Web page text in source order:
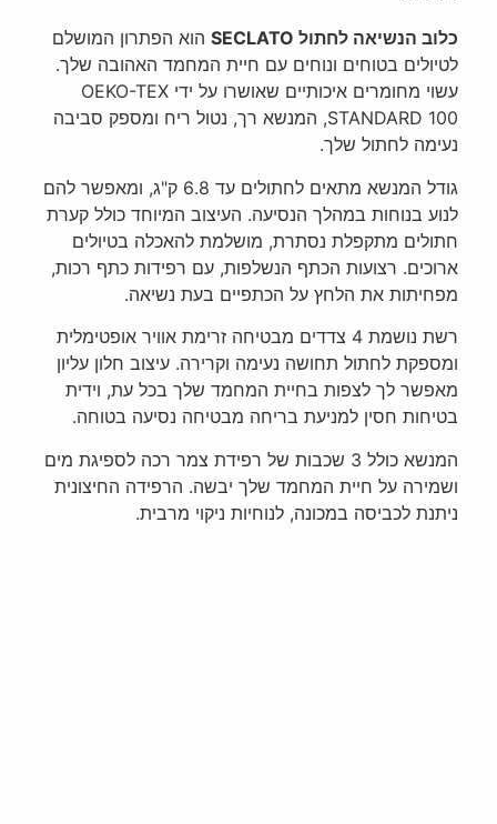
כלוב הנשיאה לחתול SECLATO
הוא הפתרון המושלם
לטיולים בטוחים ונוחים עם חיית המחמד האהובה שלך.
עשוי מחומרים איכותיים שאושרו על ידי OEKO-TEX
STANDARD 100, המנשא רך, נטול ריח ומספק סביבה
נעימה לחתול שלך.
גודל המנשא מתאים לחתולים עד 6.8 ק"ג, ומאפשר להם
לנוע בנוחות במהלך הנסיעה. העיצוב המיוחד כולל קערת
חתולים מתקפלת נסתרת, מושלמת להאכלה בטיולים
ארוכים. רצועות הכתף הנשלפות, עם רפידות כתף רכות,
מפחיתות את הלחץ על הכתפיים בעת נשיאה.
רשת נושמת 4 צדדים מבטיחה זרימת אוויר אופטימלית
ומספקת לחתול תחושה נעימה וקרירה. עיצוב חלון עליון
מאפשר לך לצפות בחיית המחמד שלך בכל עת, וידית
בטיחות חסין למניעת בריחה מבטיחה נסיעה בטוחה.
המנשא כולל 3 שכבות של רפידת צמר רכה לספיגת מים
ושמירה על חיית המחמד שלך יבשה. הרפידה החיצונית
ניתנת לכביסה במכונה, לנוחיות ניקוי מרבית.